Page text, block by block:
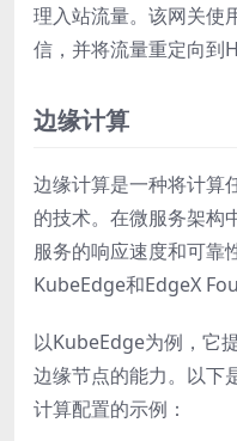
理入站流量。该网关使
信，并将流量重定向到
边缘计算
边缘计算是一种将计算
的技术。在微服务架构
服务的响应速度和可靠
KubeEdge和EdgeX
以KubeEdge为例，它
边缘节点的能力。以下
计算配置的示例：